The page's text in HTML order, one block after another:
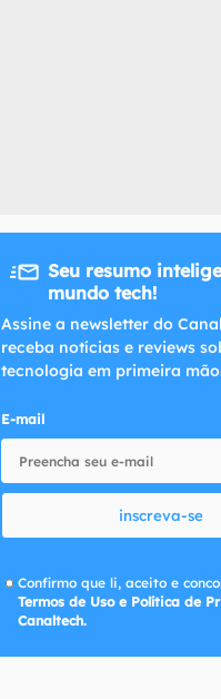
Seu resumo
mundo tech!
Assine a newsletter do
receba notícias e reviews
tecnologia em primeira
E-mail
inscreva-se
Confirmo que li, aceito e
Termos de Uso e Política de
Canaltech.